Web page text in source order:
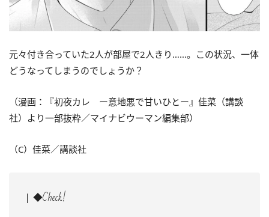
元々付き合っていた2人が部屋で2人きり……。この状況、一体
どうなってしまうのでしょうか？
（漫画：『初夜カレ ー意地悪で甘いひとー』佳菜（講談
社）より一部抜粋／マイナビウーマン編集部）
（C）佳菜／講談社
◆Check!